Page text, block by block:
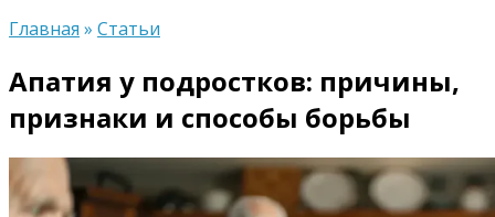
Главная » Статьи
Апатия у подростков: причины,
признаки и способы борьбы